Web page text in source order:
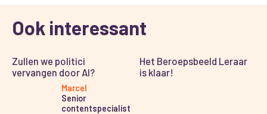
Ook interessant
Zullen we politici
vervangen door AI?
Marcel
Senior
contentspecialist
Het Beroepsbeeld Leraar
is klaar!